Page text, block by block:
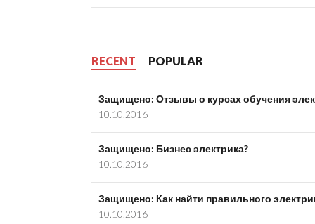
RECENT POPULAR
Защищено: Отзывы о курсах обучения
10.10.2016
Защищено: Бизнес электрика?
10.10.2016
Защищено: Как найти правильного
10.10.2016